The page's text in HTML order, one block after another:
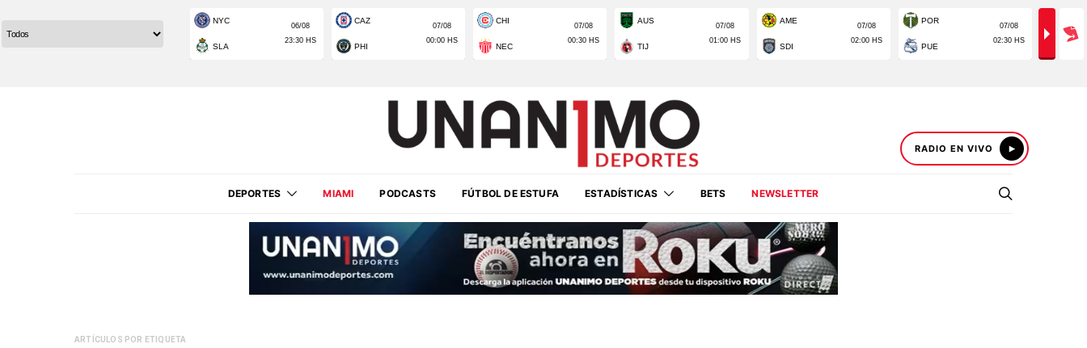
RADIO EN VIVO
DEPORTES MIAMI PODCASTS FÚTBOL DE ESTUFA ESTADÍSTICAS BETS NEWSLETTER
ARTÍCULOS POR ETIQUETA